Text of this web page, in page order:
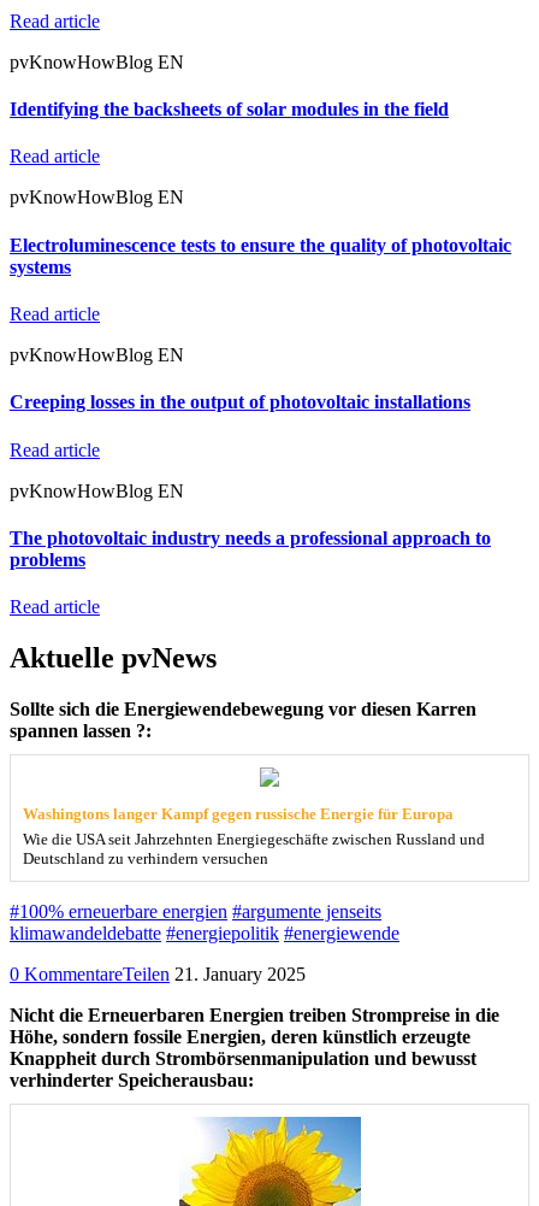
Read article
pvKnowHowBlog EN
Identifying the backsheets of solar modules in the field
Read article
pvKnowHowBlog EN
Electroluminescence tests to ensure the quality of photovoltaic
systems
Read article
pvKnowHowBlog EN
Creeping losses in the output of photovoltaic installations
Read article
pvKnowHowBlog EN
The photovoltaic industry needs a professional approach to
problems
Read article
Aktuelle pvNews
Sollte sich die Energiewendebewegung vor diesen Karren
spannen lassen ?:
Washingtons langer Kampf gegen russische Energie für Europa
Wie die USA seit Jahrzehnten Energiegeschäfte zwischen Russland und
Deutschland zu verhindern versuchen
#100% erneuerbare energien #argumente jenseits
klimawandeldebatte #energiepolitik #energiewende
0 KommentareTeilen 21. January 2025
Nicht die Erneuerbaren Energien treiben Strompreise in die
Höhe, sondern fossile Energien, deren künstlich erzeugte
Knappheit durch Strombörsenmanipulation und bewusst
verhinderter Speicherausbau: